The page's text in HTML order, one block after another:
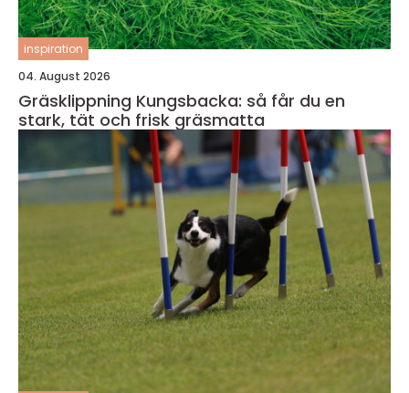
inspiration
04. August 2026
Gräsklippning Kungsbacka: så får du en
stark, tät och frisk gräsmatta